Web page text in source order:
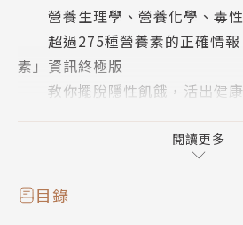
營養生理學、營養化學、毒性
超過275種營養素的正確情報
素」資訊終極版
教你擺脫隱性飢餓，活出健
最科學的專業實證，全面校正
˙維生素D攝取過量，會導致血
石風險
閱讀更多
目錄